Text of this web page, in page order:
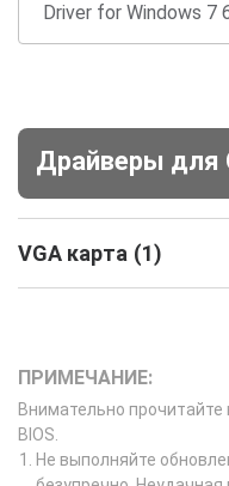
Драйверы для
VGA карта (1)
ПРИМЕЧАНИЕ:
Внимательно
BIOS.
Не выполняйте